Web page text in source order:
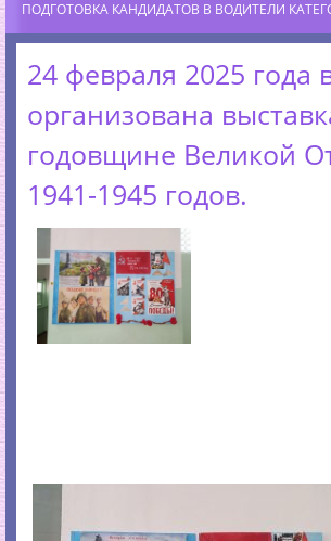
ПОДГОТОВКА КАНДИДАТОВ В ВОДИТЕЛИ
24 февраля 2025 года
организована
годовщине Великой
1941-1945 годов.